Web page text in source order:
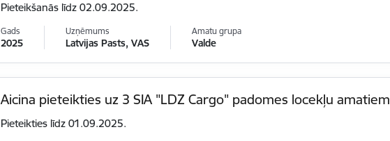
Pieteikšanās līdz 02.09.2025.
Gads
2025
Uzņēmums
Latvijas Pasts, VAS
Amatu grupa
Valde
Aicina pieteikties uz 3 SIA "LDZ Cargo" padomes locekļu amatiem
Pieteikties līdz 01.09.2025.